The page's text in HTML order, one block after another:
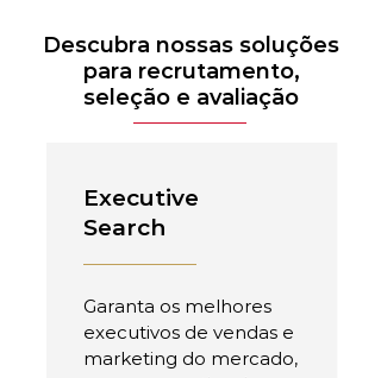
Descubra nossas soluções
para recrutamento,
seleção e avaliação
Executive
Search
Garanta os melhores
executivos de vendas e
marketing do mercado,